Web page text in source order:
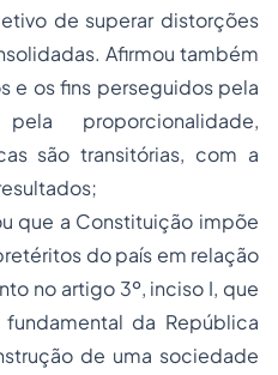
de superar distorções
Afirmou também
e os fins perseguidos pela
proporcionalidade,
são transitórias, com a
que a Constituição impõe
do país em relação
no artigo 3º, inciso I, que
da República
de uma sociedade